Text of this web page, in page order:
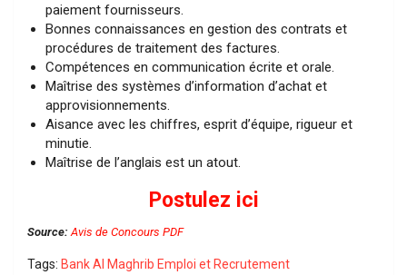
paiement fournisseurs.
Bonnes connaissances en gestion des contrats et
procédures de traitement des factures.
Compétences en communication écrite et orale.
Maîtrise des systèmes d’information d’achat et
approvisionnements.
Aisance avec les chiffres, esprit d’équipe, rigueur et
minutie.
Maîtrise de l’anglais est un atout.
Postulez ici
Source: Avis de Concours PDF
Tags: Bank Al Maghrib Emploi et Recrutement